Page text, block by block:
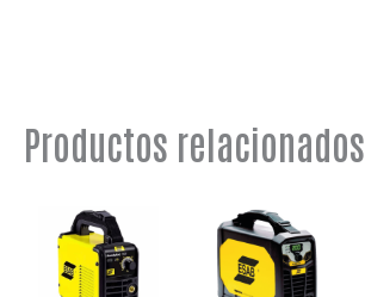
Productos relacionados